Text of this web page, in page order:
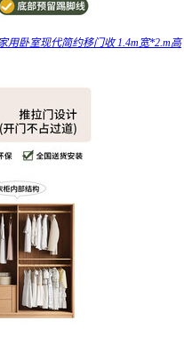
用卧室现代简约移门收 1.4m宽*2.m高